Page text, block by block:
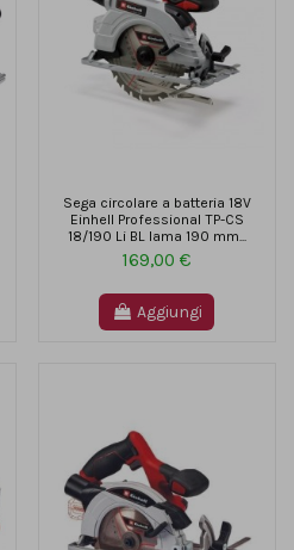
Sega circolare a batteria 18V
Einhell Professional TP-CS
18/190 Li BL lama 190 mm...
169,00 €
Aggiungi